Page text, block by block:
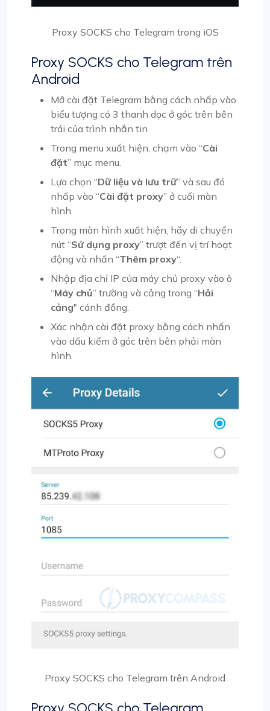
Proxy SOCKS cho Telegram trong iOS
Proxy SOCKS cho Telegram trên
Android
Mở cài đặt Telegram bằng cách nhấp vào
biểu tượng có 3 thanh dọc ở góc trên bên
trái của trình nhắn tin
Trong menu xuất hiện, chạm vào “Cài
đặt” mục menu.
Lựa chọn "Dữ liệu và lưu trữ” và sau đó
nhấp vào “Cài đặt proxy” ở cuối màn
hình.
Trong màn hình xuất hiện, hãy di chuyển
nút “Sử dụng proxy” trượt đến vị trí hoạt
động và nhấn “Thêm proxy“.
Nhập địa chỉ IP của máy chủ proxy vào ô
“Máy chủ” trường và cảng trong “Hải
cảng" cánh đồng.
Xác nhận cài đặt proxy bằng cách nhấn
vào dấu kiểm ở góc trên bên phải màn
hình.
Proxy SOCKS cho Telegram trên Android